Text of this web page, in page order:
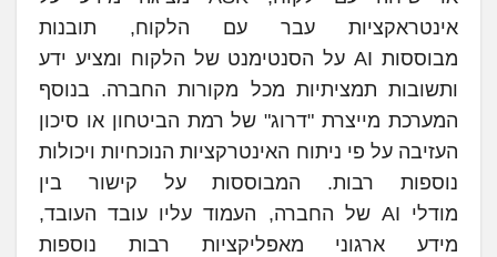
אינטראקציות עבר עם הלקוח, תובנות
מבוססות AI על הסנטימנט של הלקוח ומציע ידע
ותשובות תמציתיות מכל מקורות החברה. בנוסף
המערכת מייצרת "דרוג" של רמת הביטחון או סיכון
העזיבה על פי ניתוח האינטרקציות הנוכחיות ויכולות
נוספות רבות. המבוססות על קישור בין
מודלי AI של החברה, העמוד עליו עובד העובד,
מידע ארגוני מאפליקציות רבות נוספות